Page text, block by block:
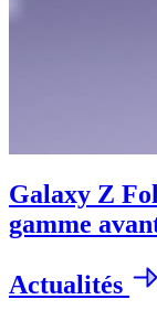
Galaxy Z
gamme
Actualités